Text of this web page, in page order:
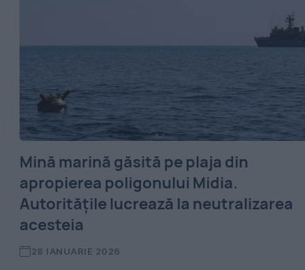
Mină marină găsită pe plaja din
apropierea poligonului Midia.
Autoritățile lucrează la neutralizarea
acesteia
28 IANUARIE 2026